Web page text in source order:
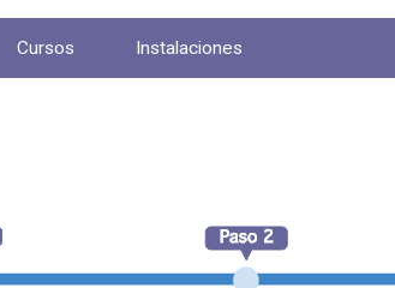
Cursos Instalaciones